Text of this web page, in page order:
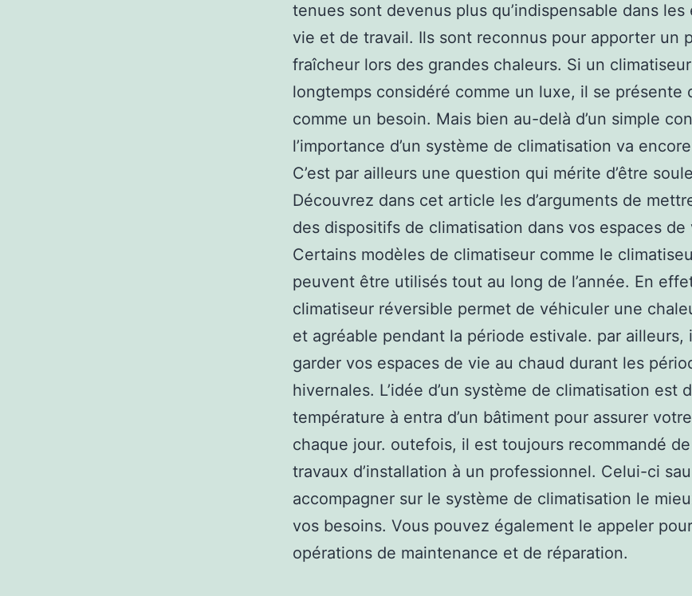
tenues sont devenus plus qu’indispensable dans les
vie et de travail. Ils sont reconnus pour apporter un
fraîcheur lors des grandes chaleurs. Si un
longtemps considéré comme un luxe, il se présente
comme un besoin. Mais bien au-delà d’un simple
l’importance d’un système de climatisation va
C’est par ailleurs une question qui mérite d’être
Découvrez dans cet article les d’arguments de
des dispositifs de climatisation dans vos espaces de
Certains modèles de climatiseur comme le
peuvent être utilisés tout au long de l’année. En
climatiseur réversible permet de véhiculer une
et agréable pendant la période estivale. par ailleurs,
garder vos espaces de vie au chaud durant les
hivernales. L’idée d’un système de climatisation est
température à entra d’un bâtiment pour assurer
chaque jour. outefois, il est toujours recommandé
travaux d’installation à un professionnel. Celui-ci
accompagner sur le système de climatisation le
vos besoins. Vous pouvez également le appeler
opérations de maintenance et de réparation.